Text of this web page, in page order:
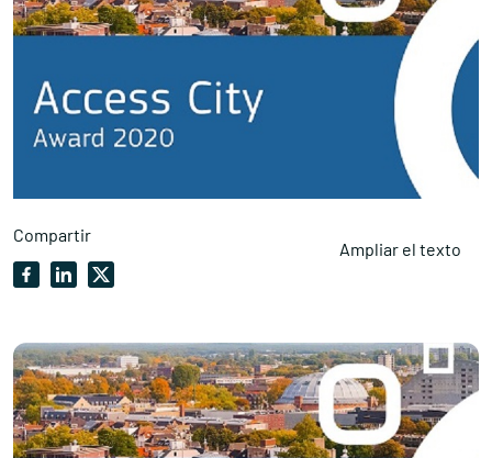
Compartir
Ampliar el texto